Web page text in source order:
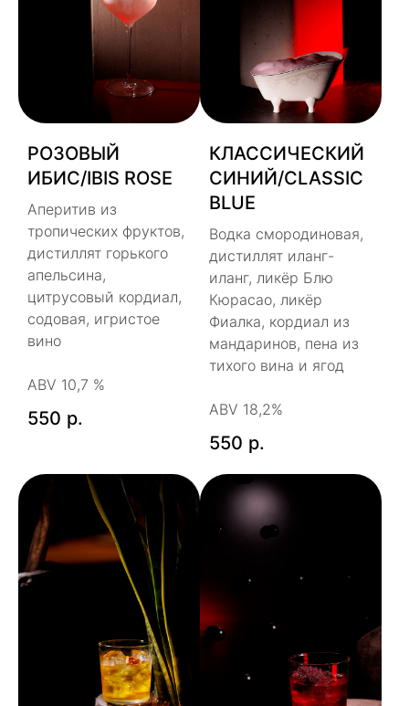
РОЗОВЫЙ
ИБИС/IBIS ROSE
Аперитив из
тропических фруктов,
дистиллят горького
апельсина,
цитрусовый кордиал,
содовая, игристое
вино
ABV 10,7 %
550 р.
КЛАССИЧЕСКИЙ
СИНИЙ/CLASSIC
BLUE
Водка смородиновая,
дистиллят иланг-
иланг, ликёр Блю
Кюрасао, ликёр
Фиалка, кордиал из
мандаринов, пена из
тихого вина и ягод
ABV 18,2%
550 р.